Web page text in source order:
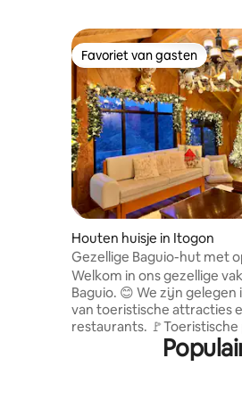
Favoriet van gasten
Favoriet van gasten
Houten huisje in Itogon
Gezellige Baguio-hut met
uitzicht op de bergen
Welkom in ons gezellige
Baguio. 😊 We zijn gelegen in de buurt
van toeristische attracties
restaurants. 🚩Toeristische plekken The
Mansion 5 minuten rijden
5 minuten rijden 🚗 Mines